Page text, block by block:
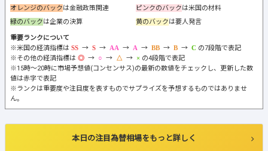
オレンジのバックは金融政策関連 ピンクのバックは米国の材料
緑のバックは企業の決算 黄のバックは要人発言
重要ランクについて
※米国の経済指標は
→ → → → → →
の7段階で表記
※その他の経済指標は
→ → →
の4段階で表記
※15時～20時に市場予想値(コンセンサス)の最新の数値をチェックし、更新した数
値は赤字で表記
※ランクは重要度や注目度を表すものでサプライズを予想するものではありませ
ん。
本日の注目為替相場をもっと詳しく